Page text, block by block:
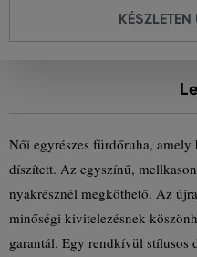
KÉSZLETEN
Női egyrészes fürdőruha,
díszített. Az egyszínű,
nyakrésznél megköthető. Az
minőségi kivitelezésnek
garantál. Egy rendkívül stílusos